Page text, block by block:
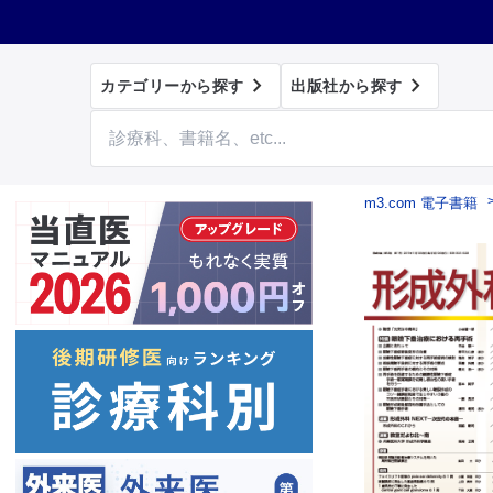
カテゴリーから探す  出版社から探す 
m3.com 電子書籍